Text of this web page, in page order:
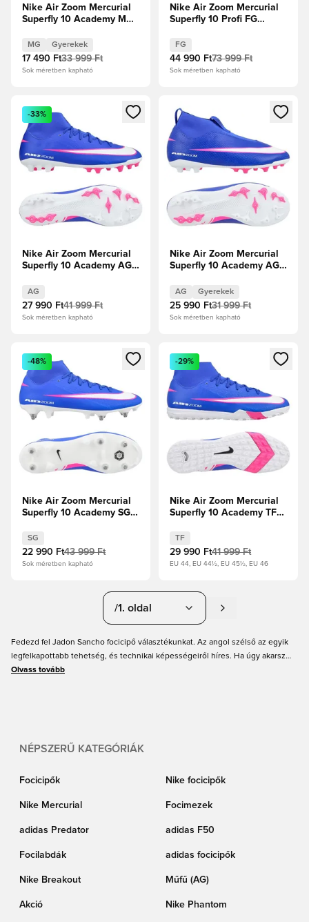
Nike Air Zoom Mercurial
Superfly 10 Academy MG
Plum Eclipse/Metál ezüst
Gyerek
MG Gyerekek
17 490 Ft33 999 Ft
Sok méretben kapható
Nike Air Zoom Mercurial
Superfly 10 Profi FG
FG
44 990 Ft73 999 Ft
Sok méretben kapható
Megnyit egy modált a bejelentkezéshez vagy a tagként
-33%
Nike Air Zoom Mercurial
Superfly 10 Academy AG
AG
27 990 Ft41 999 Ft
Sok méretben kapható
Megnyit egy modált a
Nike Air Zoom Mercurial
Superfly 10 Academy AG
Gyerek
AG Gyerekek
25 990 Ft31 999 Ft
Sok méretben kapható
Megnyit egy modált a bejelentkezéshez vagy a tagként
-48%
Nike Air Zoom Mercurial
Superfly 10 Academy SG-
Racer Blue/Fehér
SG
22 990 Ft43 999 Ft
Sok méretben kapható
Megnyit egy modált a
-29%
Nike Air Zoom Mercurial
Superfly 10 Academy TF
TF
29 990 Ft41 999 Ft
EU 44, EU 44½, EU 45½, EU 46
/1. oldal
Fedezd fel Jadon Sancho focicipő választékunkat. Az angol szélső az egyik
legfelkapottabb tehetség, és technikai képességeiről híres. Ha úgy akarsz
játszani, mint Sancho, akkor nézd meg ezt az oldalt, ahol megtalálod azokat a
Olvass tovább
NÉPSZERŰ KATEGÓRIÁK
Focicipők Nike focicipők
Nike Mercurial Focimezek
adidas Predator adidas F50
Focilabdák adidas focicipők
Nike Breakout Műfű (AG)
Akció Nike Phantom